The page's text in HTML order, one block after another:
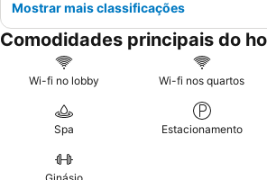
Mostrar mais classificações
Comodidades principais do
Wi-fi no lobby Wi-fi nos quartos
Spa Estacionamento